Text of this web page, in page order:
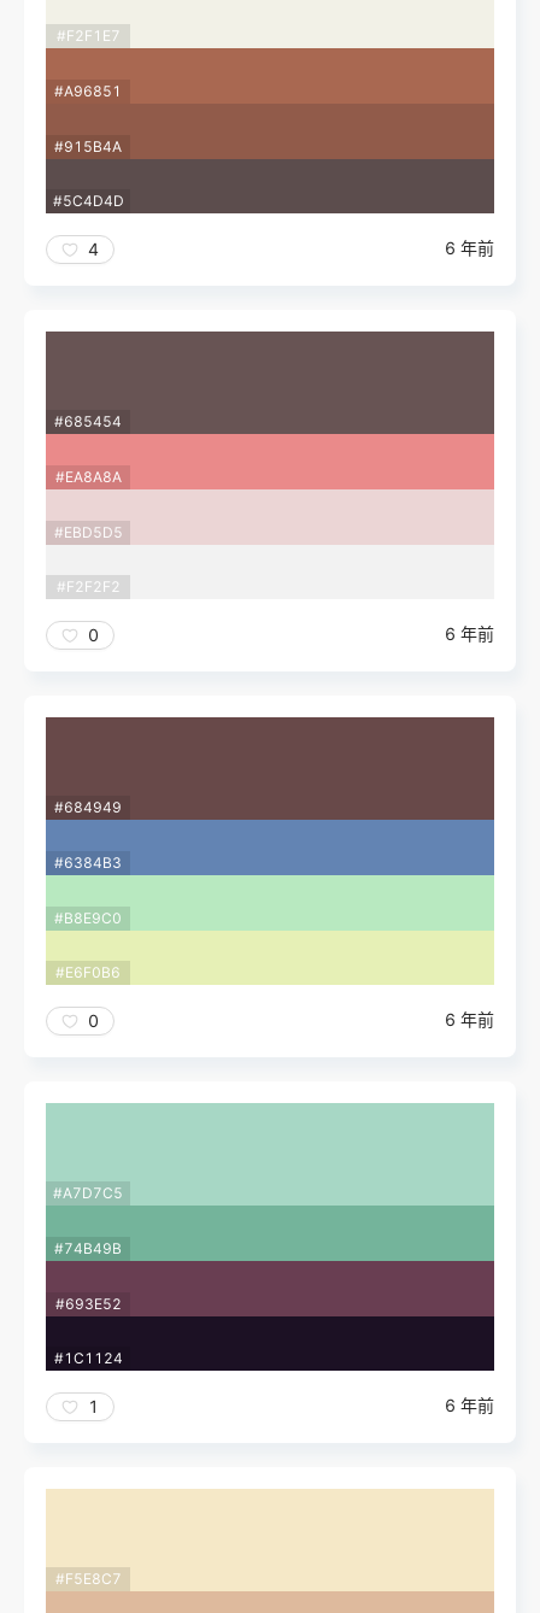
#F2F1E7
#A96851
#915B4A
#5C4D4D
4 6 年前
#685454
#EA8A8A
#EBD5D5
#F2F2F2
0 6 年前
#684949
#6384B3
#B8E9C0
#E6F0B6
0 6 年前
#A7D7C5
#74B49B
#693E52
#1C1124
1 6 年前
#F5E8C7